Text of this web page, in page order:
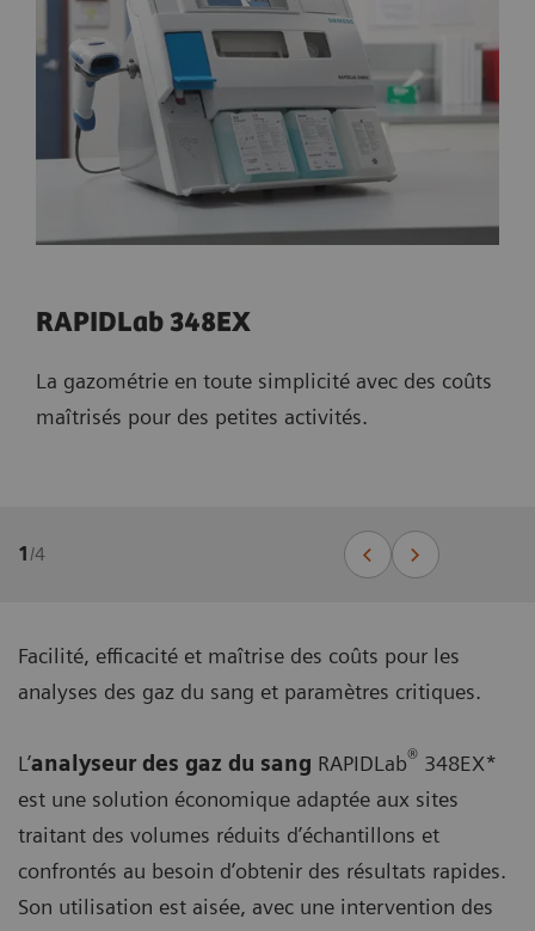
RAPIDLab 348EX
La gazométrie en toute simplicité avec des coûts
maîtrisés pour des petites activités.
1/4
Facilité, efficacité et maîtrise des coûts pour les
analyses des gaz du sang et paramètres critiques.
L’analyseur des gaz du sang RAPIDLab® 348EX*
est une solution économique adaptée aux sites
traitant des volumes réduits d’échantillons et
confrontés au besoin d’obtenir des résultats rapides.
Son utilisation est aisée, avec une intervention des